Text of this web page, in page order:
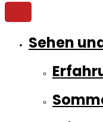
Sehen